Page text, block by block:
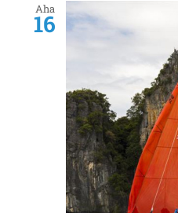
Aha
16